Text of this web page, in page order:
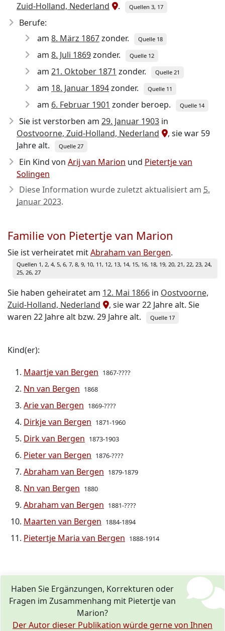
Zuid-Holland, Nederland
. Quellen 3, 17
Berufe:
am 8. März 1867zonder. Quelle 18
am 8. Juli 1869zonder. Quelle 12
am 21. Oktober 1871 zonder. Quelle 21
am 18. Januar 1894zonder. Quelle 11
am 6. Februar 1901 zonder beroep. Quelle 14
Sie ist verstorben am 29. Januar 1903 in
Oostvoorne, Zuid-Holland, Nederland
, sie war 59
Jahre alt.
Quelle 27
Ein Kind von Arij van Marion und Pietertje van
Solingen
Diese Information wurde zuletzt aktualisiert am 5.
Januar 2023.
Familie von Pietertje van Marion
Sie ist verheiratet mitAbraham van Bergen.
Quellen 1, 2, 4, 5, 6, 7, 8, 9, 10, 11, 12, 13, 14, 15, 16, 18, 19, 20, 21, 22, 23, 24,
25, 26, 27
Sie haben geheiratet am 12. Mai 1866 in Oostvoorne,
Zuid-Holland, Nederland
, sie war 22 Jahre alt. Sie
waren 22 Jahre alt bzw. 29 Jahre alt.
Quelle 17
Kind(er):
Maartje van Bergen 1867-????
Nn van Bergen 1868
Arie van Bergen 1869-????
Dirkje van Bergen 1871-1960
Dirk van Bergen 1873-1903
Pieter van Bergen 1876-????
Abraham van Bergen 1879-1879
Nn van Bergen 1880
Abraham van Bergen 1881-????
Maarten van Bergen 1884-1894
Pietertje Maria van Bergen 1888-1914
Haben Sie Ergänzungen, Korrekturen oder
Fragen im Zusammenhang mit Pietertje van
Marion?
Der Autor dieser Publikation würde gerne von Ihnen